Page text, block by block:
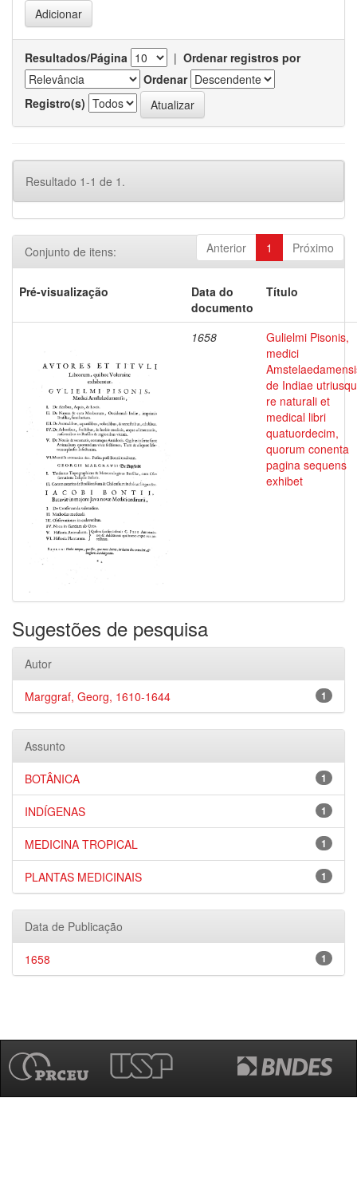
Resultados/Página | Ordenar registros por
Ordenar
Registro(s)
Resultado 1-1 de 1.
Anterior 1 Próximo
Conjunto de itens:
Pré-visualização
Data do
documento
Título
1658
Gulielmi Pisonis,
medici
de Indiae
re naturali et
medical libri
quatuordecim,
quorum conenta
pagina sequens
exhibet
Sugestões de pesquisa
Autor
1
Marggraf, Georg, 1610-1644
Assunto
1
BOTÂNICA
1
INDÍGENAS
1
MEDICINA TROPICAL
1
PLANTAS MEDICINAIS
Data de Publicação
1
1658